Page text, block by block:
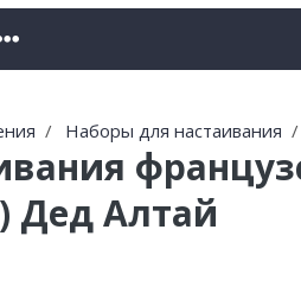
Наборы для настаивания
Дед Алтай